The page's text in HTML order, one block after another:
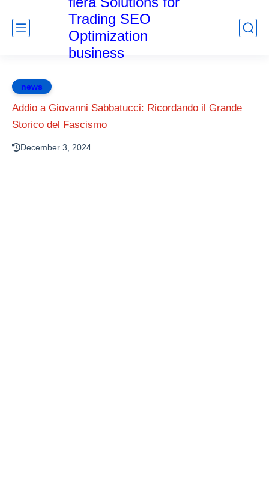
Trading SEO
Optimization
business
news
Addio a Giovanni Sabbatucci: Ricordando il Grande
Storico del Fascismo
December 3, 2024